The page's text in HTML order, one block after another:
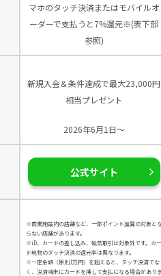
マホのタッチ決済またはモバイルオ
ーダーで支払うと7%還元※(表下部
参照)
新規入会＆条件達成で最大23,000円
相当プレゼント
2026年6月1日～
公式サイト
※商業施設内の店舗など、一部ポイント加算の対象と
らない店舗があります。
※iD、カードの差し込み、磁気取引は対象外です。カー
ド現物のタッチ決済の還元率は異なります。
※一定金額（原則1万円）を超えると、タッチ決済でな
く、決済端末にカードを挿して支払になる場合がありま